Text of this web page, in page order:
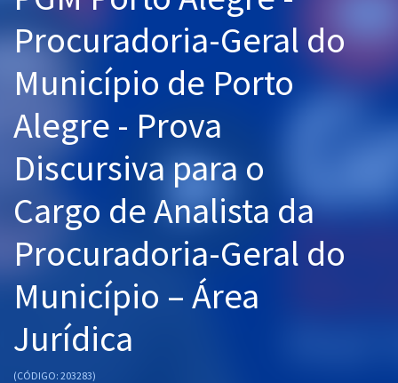
Graduação
Mentorias
Questões grátis
Conteúdo gratuito
Blog
Aprovados
Atendimento
Procuradoria-Geral do
Município de Porto
Alegre - Prova
Discursiva para o
Cargo de Analista da
Procuradoria-Geral do
Município – Área
Jurídica
(CÓDIGO: 203283)